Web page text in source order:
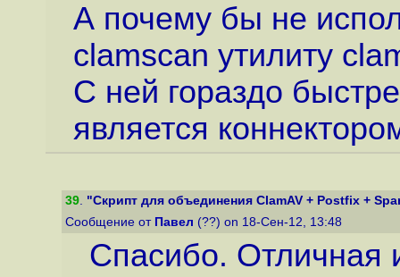
А почему бы не
clamscan утилиту
С ней гораздо
является
39. "Скрипт для объединения ClamAV + Postfix +
Сообщение от Павел (??) on 18-Сен-12, 13:48
Спасибо. Отличная